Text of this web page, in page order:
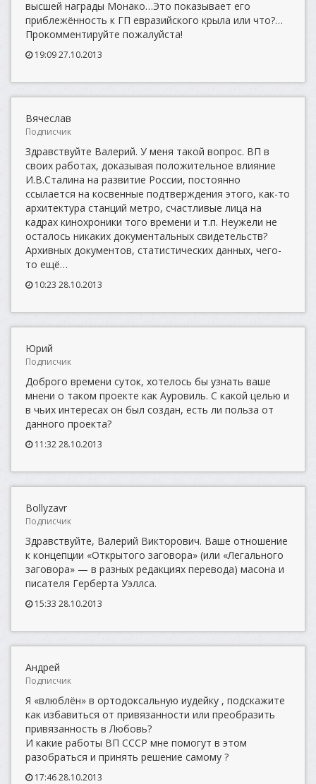
высшей награды Монако…Это показывает его
приблежённость к ГП евразийского крыла или что?…
Прокомментируйте пожалуйста!
19:09 27.10.2013
Вячеслав
Подписчик
Здравствуйте Валерий. У меня такой вопрос. ВП в
своих работах, доказывая положительное влияние
И.В.Сталина на развитие России, постоянно
ссылается на косвенные подтверждения этого, как-то
архитектура станций метро, счастливые лица на
кадрах кинохроники того времени и т.п. Неужели не
осталось никаких документальных свидетельств?
Архивных документов, статистических данных, чего-
то ещё…
10:23 28.10.2013
Юрий
Подписчик
Доброго времени суток, хотелось бы узнать ваше
мнени о таком проекте как Ауровиль. С какой целью и
в чьих интересах он был создан, есть ли польза от
данного проекта?
11:32 28.10.2013
Bollyzavr
Подписчик
Здравствуйте, Валерий Викторович. Ваше отношение
к концепции «Открытого заговора» (или «Легального
заговора» — в разных редакциях перевода) масона и
писателя Герберта Уэллса.
15:33 28.10.2013
Андрей
Подписчик
Я «влюблён» в ортодоксальную иудейку , подскажите
как избавиться от привязанности или преобразить
привязанность в Любовь?
И какие работы ВП СССР мне помогут в этом
разобраться и принять решение самому ?
17:46 28.10.2013